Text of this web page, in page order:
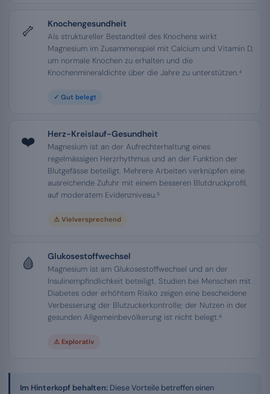
🦴 Knochengesundheit
Als struktureller Bestandteil des Knochens wirkt
Magnesium im Zusammenspiel mit Calcium und Vitamin D,
um normale Knochen zu erhalten und die
Knochenmineraldichte über die Jahre zu unterstützen.⁴
✓ Gut belegt
❤️ Herz-Kreislauf-Gesundheit
Magnesium ist an der Aufrechterhaltung eines
regelmässigen Herzrhythmus und an der Funktion der
Blutgefässe beteiligt. Mehrere Arbeiten verknüpfen eine
ausreichende Zufuhr mit einem besseren Blutdruckprofil,
auf moderatem Evidenzniveau.⁵
⚠ Vielversprechend
🩸 Glukosestoffwechsel
Magnesium ist am Glukosestoffwechsel und an der
Insulinempfindlichkeit beteiligt. Studien bei Menschen mit
Diabetes oder erhöhtem Risiko zeigen eine bescheidene
Verbesserung der Blutzuckerkontrolle; der Nutzen in der
gesunden Allgemeinbevölkerung ist nicht belegt.⁶
⚠ Explorativ
Im Hinterkopf behalten: Diese Vorteile betreffen einen